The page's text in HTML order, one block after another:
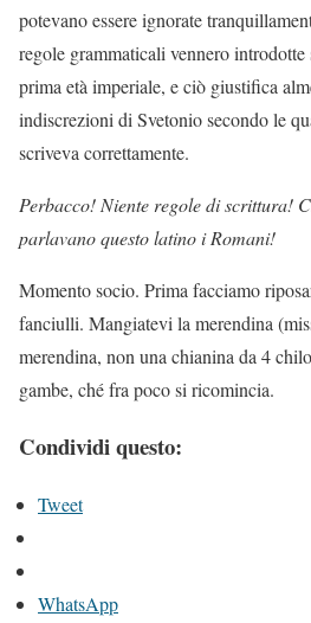
potevano essere ignorate
regole grammaticali vennero
prima età imperiale, e ciò giustifica
indiscrezioni di Svetonio secondo le
scriveva correttamente.
Perbacco! Niente regole di scrittura!
parlavano questo latino i Romani!
Momento socio. Prima facciamo
fanciulli. Mangiatevi la merendina
merendina, non una chianina da 4
gambe, ché fra poco si ricomincia.
Condividi questo:
Tweet
WhatsApp